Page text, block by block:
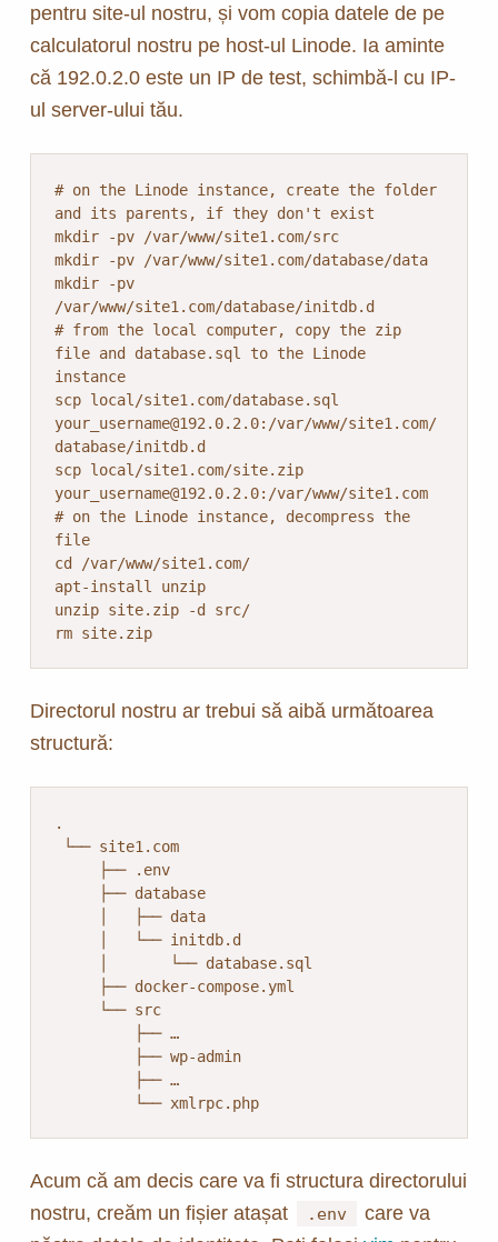
pentru site-ul nostru, și vom copia datele de pe
calculatorul nostru pe host-ul Linode. Ia aminte
că 192.0.2.0 este un IP de test, schimbă-l cu IP-
ul server-ului tău.
# on the Linode instance, create the folder
and its parents, if they don't exist
mkdir -pv /var/www/site1.com/src
mkdir -pv /var/www/site1.com/database/data
mkdir -pv
/var/www/site1.com/database/initdb.d
# from the local computer, copy the zip
file and database.sql to the Linode
instance
scp local/site1.com/database.sql
your_username@192.0.2.0:/var/www/site1.com/
database/initdb.d
scp local/site1.com/site.zip
your_username@192.0.2.0:/var/www/site1.com
# on the Linode instance, decompress the
file
cd /var/www/site1.com/
apt-install unzip
unzip site.zip -d src/
rm site.zip
Directorul nostru ar trebui să aibă următoarea
structură:
.
         └── xmlrpc.php
Acum că am decis care va fi structura directorului
nostru, creăm un fișier atașat
.env
care va